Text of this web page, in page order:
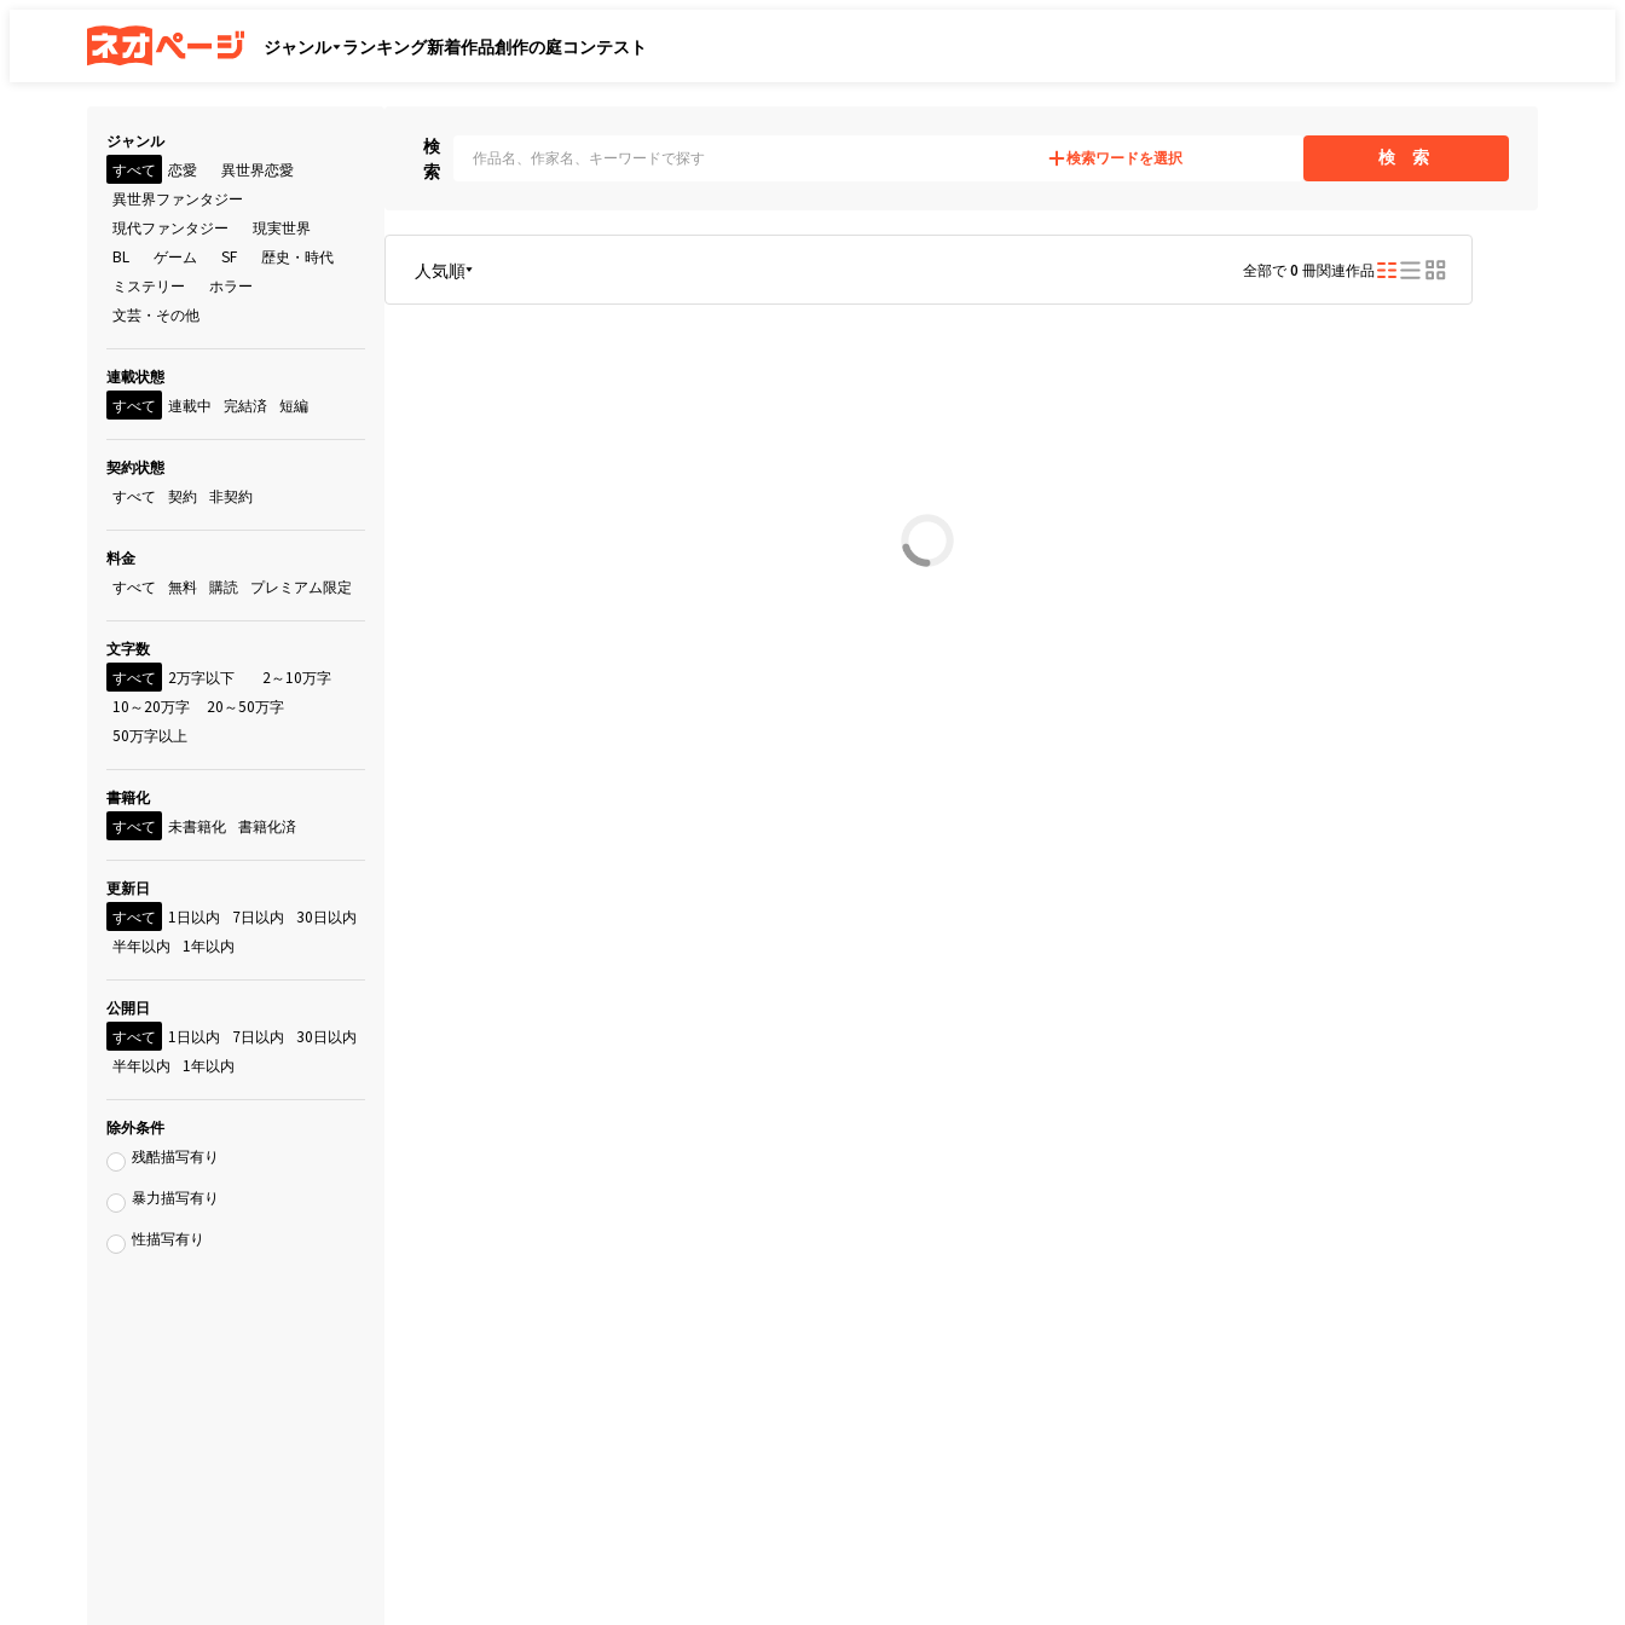
ジャンル ランキング新着作品創作の庭コンテスト
ジャンル
すべて
恋愛
異世界恋愛
異世界ファンタジー
現代ファンタジー
現実世界
BL
ゲーム SF
歴史・時代
ミステリー
ホラー
文芸・その他
連載状態
すべて
連載中 完結済 短編
契約状態
すべて
契約 非契約
料金
すべて
無料 購読 プレミアム限定
文字数
すべて
2万字以下
2～10万字
10～20万字
20～50万字
50万字以上
書籍化
すべて
未書籍化 書籍化済
更新日
すべて
1日以内 7日以内
30日以内
半年以内
1年以内
公開日
すべて
1日以内 7日以内
30日以内
半年以内
1年以内
除外条件
残酷描写有り
暴力描写有り
性描写有り
検
索
検索ワードを選択 検 索
人気順 全部で0 冊関連作品